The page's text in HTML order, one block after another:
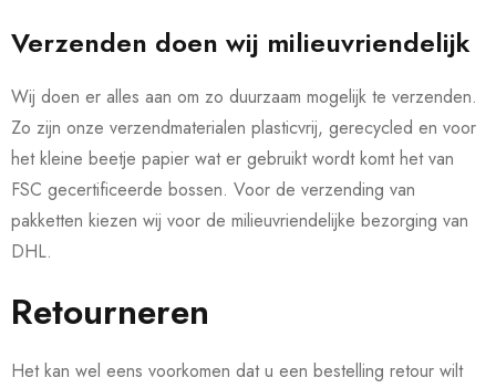
Verzenden doen wij milieuvriendelijk
Wij doen er alles aan om zo duurzaam mogelijk te verzenden.
Zo zijn onze verzendmaterialen plasticvrij, gerecycled en voor
het kleine beetje papier wat er gebruikt wordt komt het van
FSC gecertificeerde bossen. Voor de verzending van
pakketten kiezen wij voor de milieuvriendelijke bezorging van
DHL.
Retourneren
Het kan wel eens voorkomen dat u een bestelling retour wilt